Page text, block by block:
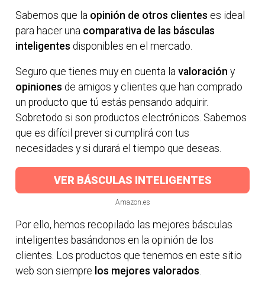
Sabemos que la opinión de otros clientes es ideal
para hacer una comparativa de las básculas
inteligentes disponibles en el mercado.
Seguro que tienes muy en cuenta lavaloración y
opiniones de amigos y clientes que han comprado
un producto que tú estás pensando adquirir.
Sobretodo si son productos electrónicos. Sabemos
que es difícil prever si cumplirá con tus
necesidades y si durará el tiempo que deseas.
VER BÁSCULAS INTELIGENTES
Amazon.es
Por ello, hemos recopilado las mejores básculas
inteligentes basándonos en la opinión de los
clientes. Los productos que tenemos en este sitio
web son siempre los mejores valorados